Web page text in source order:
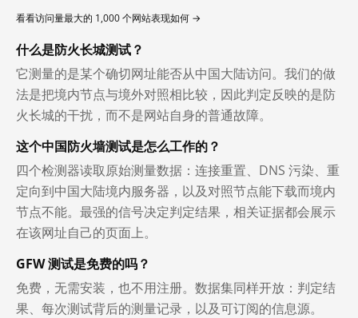
看看访问量最大的 1,000 个网站表现如何 →
什么是防火长城测试？
它测量的是某个确切网址能否从中国大陆访问。我们的做
法是把境内节点与境外对照相比较，因此判定反映的是防
火长城的干扰，而不是网站自身的普通故障。
这个中国防火墙测试是怎么工作的？
四个检测器读取原始测量数据：连接重置、DNS 污染、重
定向到中国大陆境内服务器，以及对照节点能下载而境内
节点不能。最强的信号决定判定结果，相关证据都会展示
在该网址自己的页面上。
GFW 测试是免费的吗？
免费，无需安装，也不用注册。数据集同样开放：判定结
果、每次测试背后的测量记录，以及可订阅的信息源。